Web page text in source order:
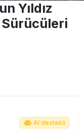
Yıldız
Sürücüleri
AI destekli